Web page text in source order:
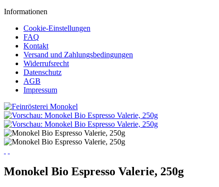
Informationen
Cookie-Einstellungen
FAQ
Kontakt
Versand und Zahlungsbedingungen
Widerrufsrecht
Datenschutz
AGB
Impressum
Monokel Bio Espresso Valerie, 250g